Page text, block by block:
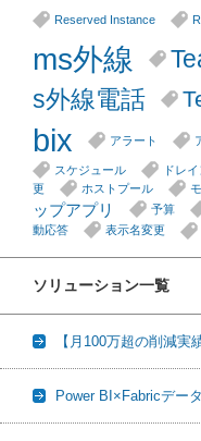
Reserved Instance
ms外線
s外線電話
bix
アラート
スケジュール ドレ
更
ホストプール
ップアプリ
予算
動応答
表示名変更
ソリューション一覧
【月100万超の削減
Power BI×Fabricデー